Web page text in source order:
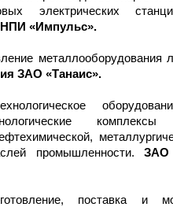
электрических
«Импульс».
металлооборудования
ЗАО «Танаис».
промышленности.
поставка и